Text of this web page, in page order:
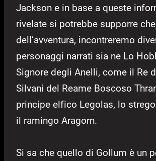
Jackson e in base a queste
rivelate si potrebbe supporre
dell’avventura, incontreremo
personaggi narrati sia ne Lo
Signore degli Anelli, come il Re
Silvani del Reame Boscoso
principe elfico Legolas, lo
il ramingo Aragorn.
Si sa che quello di Gollum è un